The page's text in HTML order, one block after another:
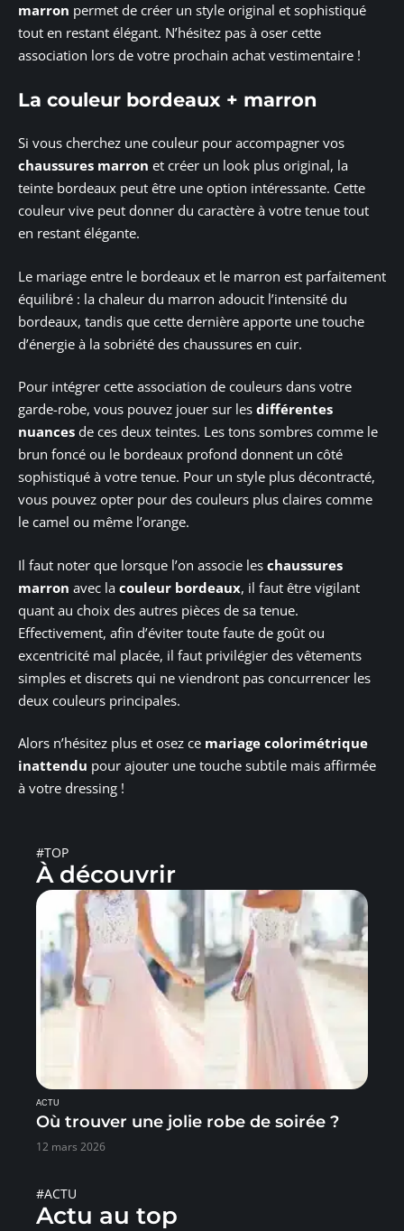
marron permet de créer un style original et sophistiqué
tout en restant élégant. N’hésitez pas à oser cette
association lors de votre prochain achat vestimentaire !
La couleur bordeaux + marron
Si vous cherchez une couleur pour accompagner vos
chaussures marron et créer un look plus original, la
teinte bordeaux peut être une option intéressante. Cette
couleur vive peut donner du caractère à votre tenue tout
en restant élégante.
Le mariage entre le bordeaux et le marron est parfaitement
équilibré : la chaleur du marron adoucit l’intensité du
bordeaux, tandis que cette dernière apporte une touche
d’énergie à la sobriété des chaussures en cuir.
Pour intégrer cette association de couleurs dans votre
garde-robe, vous pouvez jouer sur les différentes
nuances de ces deux teintes. Les tons sombres comme le
brun foncé ou le bordeaux profond donnent un côté
sophistiqué à votre tenue. Pour un style plus décontracté,
vous pouvez opter pour des couleurs plus claires comme
le camel ou même l’orange.
Il faut noter que lorsque l’on associe les chaussures
marron avec la couleur bordeaux, il faut être vigilant
quant au choix des autres pièces de sa tenue.
Effectivement, afin d’éviter toute faute de goût ou
excentricité mal placée, il faut privilégier des vêtements
simples et discrets qui ne viendront pas concurrencer les
deux couleurs principales.
Alors n’hésitez plus et osez ce mariage colorimétrique
inattendu pour ajouter une touche subtile mais affirmée
à votre dressing !
#TOP
À découvrir
ACTU
Où trouver une jolie robe de soirée ?
12 mars 2026
#ACTU
Actu au top